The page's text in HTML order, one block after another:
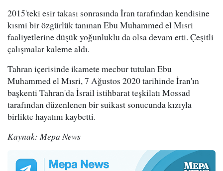
2015'teki esir takası sonrasında İran tarafından kendisine
kısmi bir özgürlük tanınan Ebu Muhammed el Mısri
faaliyetlerine düşük yoğunluklu da olsa devam etti. Çeşitli
çalışmalar kaleme aldı.
Tahran içerisinde ikamete mecbur tutulan Ebu
Muhammed el Mısri, 7 Ağustos 2020 tarihinde İran'ın
başkenti Tahran'da İsrail istihbarat teşkilatı Mossad
tarafından düzenlenen bir suikast sonucunda kızıyla
birlikte hayatını kaybetti.
Kaynak: Mepa News